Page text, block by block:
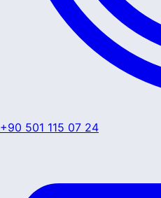
+90 501 115 07 24